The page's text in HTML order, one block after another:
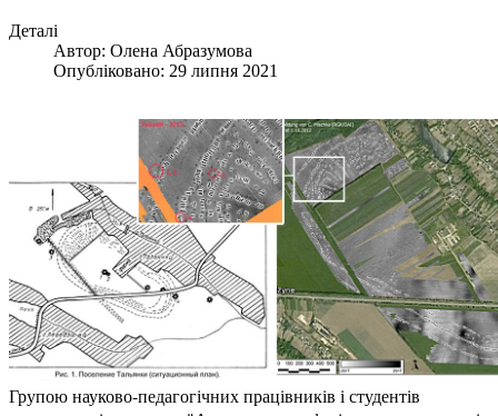
Деталі
Автор: Олена Абразумова
Опубліковано: 29 липня 2021
Групою науково-педагогічних працівників і студентів